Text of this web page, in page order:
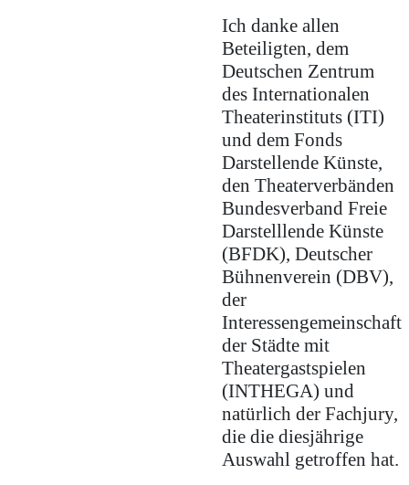
Ich danke allen
Beteiligten, dem
Deutschen Zentrum
des Internationalen
Theaterinstituts (ITI)
und dem Fonds
Darstellende Künste,
den Theaterverbänden
Bundesverband Freie
Darstelllende Künste
(BFDK), Deutscher
Bühnenverein (DBV),
der
Interessengemeinschaft
der Städte mit
Theatergastspielen
(INTHEGA) und
natürlich der Fachjury,
die die diesjährige
Auswahl getroffen hat.